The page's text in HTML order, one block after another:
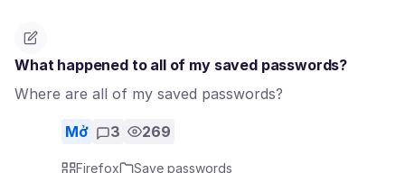
What happened to all of my saved passwords?
Where are all of my saved passwords?
Mở 3 269
Firefox Save passwords